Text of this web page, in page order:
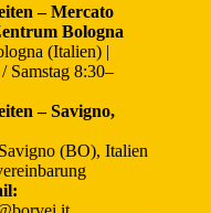
– Mercato
Bologna
(Italien) |
Samstag 8:30–
– Savigno,
(BO), Italien